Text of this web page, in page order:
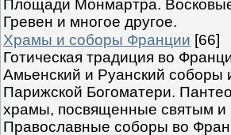
Площади Монмартра.
Гревен и многое другое.
Храмы и соборы Франции [66]
Готическая традиция во
Амьенский и Руанский соборы
Парижской Богоматери.
храмы, посвященные святым и
Православные соборы во